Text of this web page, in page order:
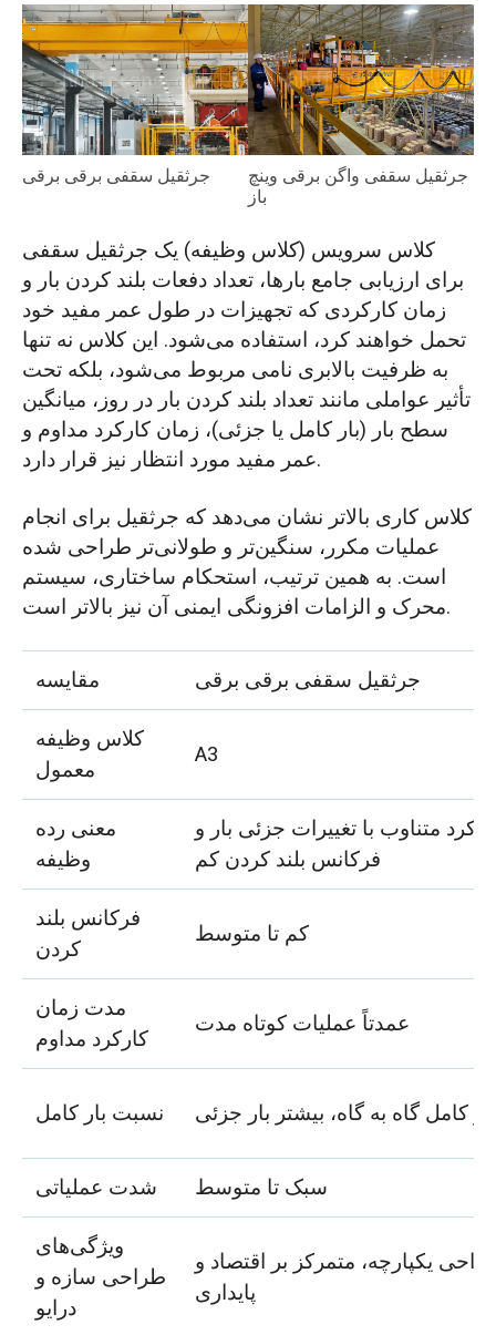
جرثقیل سقفی برقی برقی جرثقیل سقفی واگن برقی وینچ
باز
کلاس سرویس (کلاس وظیفه) یک جرثقیل سقفی
برای ارزیابی جامع بارها، تعداد دفعات بلند کردن بار و
زمان کارکردی که تجهیزات در طول عمر مفید خود
تحمل خواهند کرد، استفاده می‌شود. این کلاس نه تنها
به ظرفیت بالابری نامی مربوط می‌شود، بلکه تحت
تأثیر عواملی مانند تعداد بلند کردن بار در روز، میانگین
سطح بار (بار کامل یا جزئی)، زمان کارکرد مداوم و
عمر مفید مورد انتظار نیز قرار دارد.
کلاس کاری بالاتر نشان می‌دهد که جرثقیل برای انجام
عملیات مکرر، سنگین‌تر و طولانی‌تر طراحی شده
است. به همین ترتیب، استحکام ساختاری، سیستم
محرک و الزامات افزونگی ایمنی آن نیز بالاتر است.
مقایسه
جرثقیل سقفی برقی برقی
کلاس وظیفه
معمول
A3
معنی رده
وظیفه
متناوب با تغییرات جزئی بار و
فرکانس بلند کردن کم
فرکانس بلند
کردن
کم تا متوسط
مدت زمان
کارکرد مداوم
عمدتاً عملیات کوتاه مدت
نسبت بار کامل بار کامل گاه به گاه، بیشتر بار جزئی
شدت عملیاتی
سبک تا متوسط
ویژگی‌های
طراحی سازه و
درایو
یکپارچه، متمرکز بر اقتصاد و
پایداری